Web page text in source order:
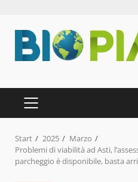
Inhalt
springen
PRIMÄRES
MENÜ
Start 2025
Marzo
Problemi di viabilità ad Asti,
parcheggio è disponibile, basta